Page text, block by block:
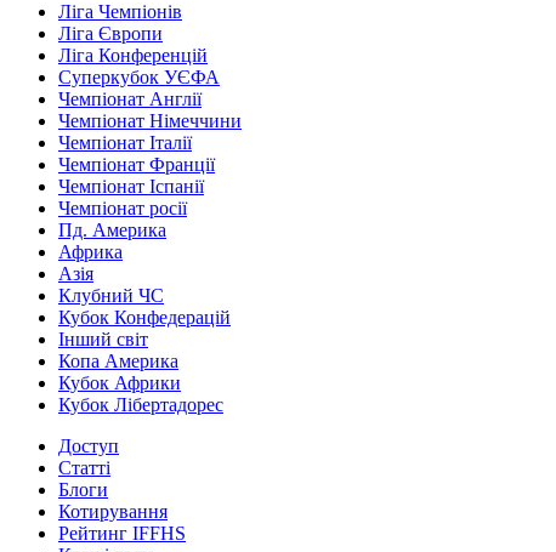
Ліга Чемпіонів
Ліга Європи
Ліга Конференцій
Суперкубок УЄФА
Чемпіонат Англії
Чемпіонат Німеччини
Чемпіонат Італії
Чемпіонат Франції
Чемпіонат Іспанії
Чемпіонат росії
Пд. Америка
Африка
Азія
Клубний ЧС
Кубок Конфедерацій
Інший світ
Копа Америка
Кубок Африки
Кубок Лібертадорес
Доступ
Статті
Блоги
Котирування
Рейтинг IFFHS